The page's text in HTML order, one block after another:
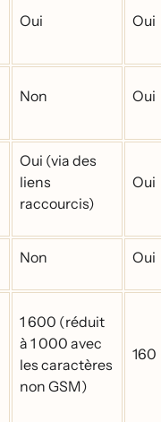
Oui Oui
Non Oui
Oui (via des
liens
raccourcis)
Oui
Non Oui
1 600 (réduit
à 1 000 avec
les caractères
non GSM)
160